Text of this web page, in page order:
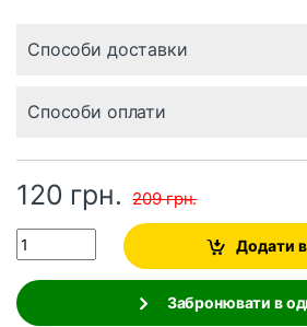
Способи доставки
Способи оплати
120 грн. 209грн.
Quantity
Додати
Забронювати в